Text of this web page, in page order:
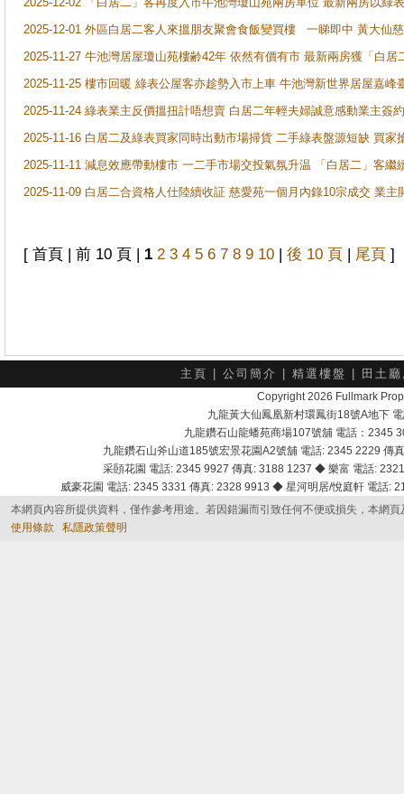
2025-12-01 外區白居二客人來搵朋友聚會食飯變買樓 一睇即中 黃大仙
2025-11-27 牛池灣居屋瓊山苑樓齢42年 依然有價有市 最新兩房獲「白居
2025-11-25 樓市回暖 綠表公屋客亦趁勢入市上車 牛池灣新世界居屋嘉峰
2025-11-24 綠表業主反價搵扭計唔想賣 白居二年輕夫婦誠意感動業主簽
2025-11-16 白居二及綠表買家同時出動市場掃貨 二手綠表盤源短缺 買
2025-11-11 減息效應帶動樓市 一二手市場交投氣氛升温 「白居二」客
2025-11-09 白居二合資格人仕陸續收証 慈愛苑一個月內錄10宗成交 業
[ 首頁 | 前 10 頁 | 1 2 3 4 5 6 7 8 9 10 | 後 10 頁 | 尾頁 ]
主頁 公司簡介 精選樓盤 田土
Copyright 2026 Fullmark
九龍黃大仙鳳凰新村環鳳街18號A地下
九龍鑽石山龍蟠苑商場107號舖 電話：2345
九龍鑽石山斧山道185號宏景花園A2號舖 電話: 2345 2229
采頣花園 電話: 2345 9927 傳真: 3188 1237 ◆ 樂富 電話:
威豪花園 電話: 2345 3331 傳真: 2328 9913 ◆ 星河明居/悅庭軒 電話
本網頁內容所提供資料，僅作參考用途。若因錯漏而引致任何不便或損失，本網
使用條款
私隱政策聲明